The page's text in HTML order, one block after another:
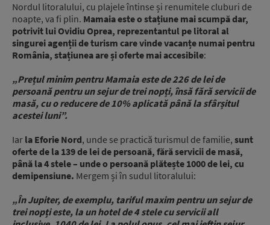
Nordul litoralului, cu plajele întinse și renumitele cluburi de
noapte, va fi plin. Mamaia este o stațiune mai scumpă dar,
potrivit lui Ovidiu Oprea, reprezentantul pe litoral al
singurei agenții de turism care vinde vacanțe numai pentru
România, stațiunea are și oferte mai accesibile:
„Prețul minim pentru Mamaia este de 226 de lei de
persoană pentru un sejur de trei nopți, însă fără servicii de
masă, cu o reducere de 10% aplicată până la sfârșitul
acestei luni”.
Iar la Eforie Nord, unde se practică turismul de familie, sunt
oferte de la 139 de lei de persoană, fără servicii de masă,
până la 4 stele – unde o persoană plătește 1000 de lei, cu
demipensiune. Mergem și în sudul litoralului:
„În Jupiter, de exemplu, tariful maxim pentru un sejur de
trei nopți este, la un hotel de 4 stele cu servicii all